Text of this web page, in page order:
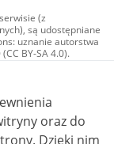
(z
są udostępniane
uznanie autorstwa
BY-SA 4.0).
materiały
licencji typu
użycie
4.0 (CC BY-
inaczej.
oraz do
nim